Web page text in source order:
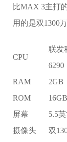
比MAX 3主打
用的是双1300
CPU
联发
6290
RAM
2GB
ROM
屏幕
5.5
摄像头
双